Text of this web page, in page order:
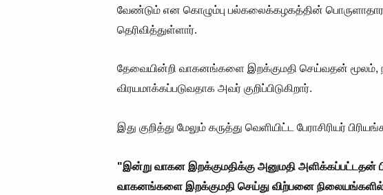
வேண்டும் என கொழும்பு பல்கலைக்கழகத்தின் பொருளாதார
தெரிவித்துள்ளார்.
தேவையின்றி வாகனங்களை இறக்குமதி செய்வதன் மூலம்,
விரயமாக்கப்படுவதாக அவர் குறிப்பிடுகிறார்.
இது குறித்து மேலும் கருத்து வெளியிட்ட பேராசிரியர்
"இன்று வாகன இறக்குமதிக்கு அனுமதி அளிக்கப்பட்டதன்
வாகனங்களை இறக்குமதி செய்து விற்பனை